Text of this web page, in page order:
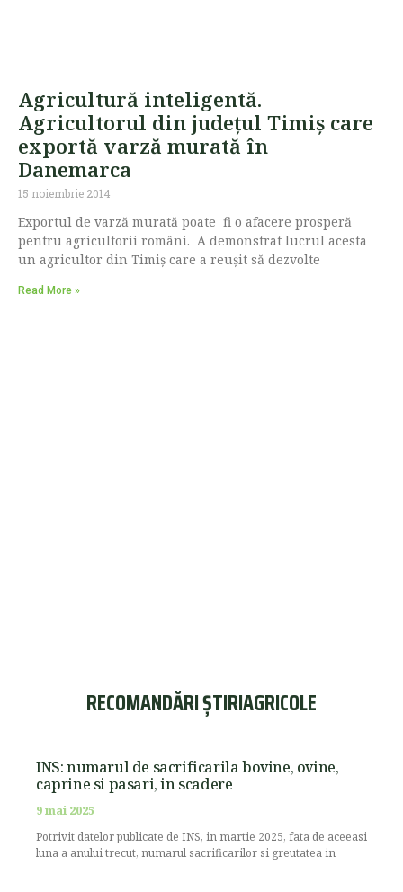
Agricultură inteligentă.
Agricultorul din județul Timiş care
exportă varză murată în
Danemarca
15 noiembrie 2014
Exportul de varză murată poate fi o afacere prosperă
pentru agricultorii români. A demonstrat lucrul acesta
un agricultor din Timiș care a reușit să dezvolte
Read More »
RECOMANDĂRI ȘTIRIAGRICOLE
INS: numarul de sacrificarila bovine, ovine,
caprine si pasari, in scadere
9 mai 2025
Potrivit datelor publicate de INS, in martie 2025, fata de aceeasi
luna a anului trecut, numarul sacrificarilor si greutatea in